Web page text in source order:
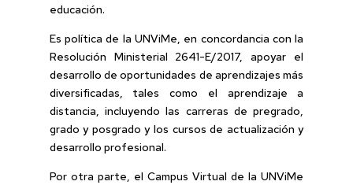
educación.
Es política de la UNViMe, en concordancia con la
Resolución Ministerial 2641-E/2017, apoyar el
desarrollo de oportunidades de aprendizajes más
diversificadas, tales como el aprendizaje a
distancia, incluyendo las carreras de pregrado,
grado y posgrado y los cursos de actualización y
desarrollo profesional.
Por otra parte, el Campus Virtual de la UNViMe